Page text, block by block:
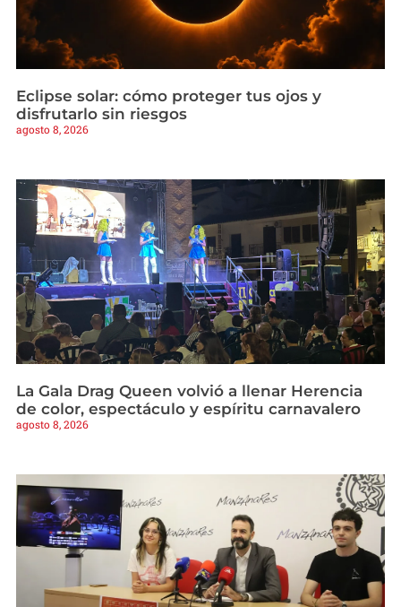
Eclipse solar: cómo proteger tus ojos y
disfrutarlo sin riesgos
agosto 8, 2026
La Gala Drag Queen volvió a llenar Herencia
de color, espectáculo y espíritu carnavalero
agosto 8, 2026